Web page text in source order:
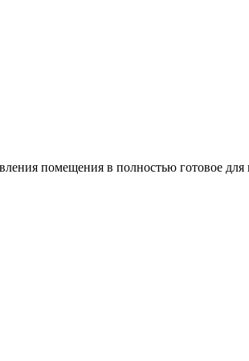
помещения в полностью готовое